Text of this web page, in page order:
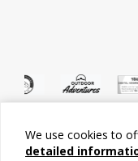
We use cookies to
detailed